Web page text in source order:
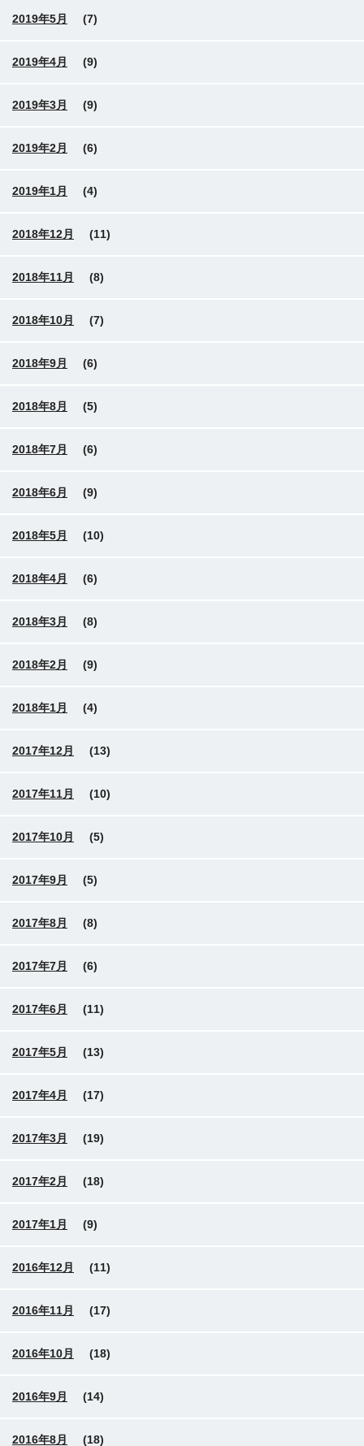
2019年5月 (7)
2019年4月 (9)
2019年3月 (9)
2019年2月 (6)
2019年1月 (4)
2018年12月 (11)
2018年11月 (8)
2018年10月 (7)
2018年9月 (6)
2018年8月 (5)
2018年7月 (6)
2018年6月 (9)
2018年5月 (10)
2018年4月 (6)
2018年3月 (8)
2018年2月 (9)
2018年1月 (4)
2017年12月 (13)
2017年11月 (10)
2017年10月 (5)
2017年9月 (5)
2017年8月 (8)
2017年7月 (6)
2017年6月 (11)
2017年5月 (13)
2017年4月 (17)
2017年3月 (19)
2017年2月 (18)
2017年1月 (9)
2016年12月 (11)
2016年11月 (17)
2016年10月 (18)
2016年9月 (14)
2016年8月 (18)